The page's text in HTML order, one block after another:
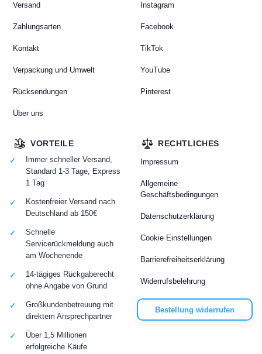
Versand
Zahlungsarten
Kontakt
Verpackung und Umwelt
Rücksendungen
Über uns
Instagram
Facebook
TikTok
YouTube
Pinterest
RECHTLICHES
Impressum
Allgemeine
Geschäftsbedingungen
Datenschutzerklärung
Cookie Einstellungen
Barrierefreiheitserklärung
Widerrufsbelehrung
Bestellung widerrufen
VORTEILE
Immer schneller Versand,
Standard 1-3 Tage, Express
1 Tag
Kostenfreier Versand nach
Deutschland ab 150€
Schnelle
Servicerückmeldung auch
am Wochenende
14-tägiges Rückgaberecht
ohne Angabe von Grund
Großkundenbetreuung mit
direktem Ansprechpartner
Über 1,5 Millionen
erfolgreiche Käufe